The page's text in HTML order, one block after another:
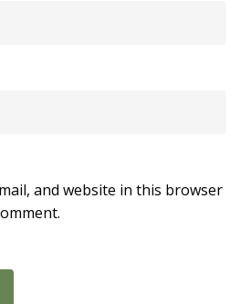
and website in this browser